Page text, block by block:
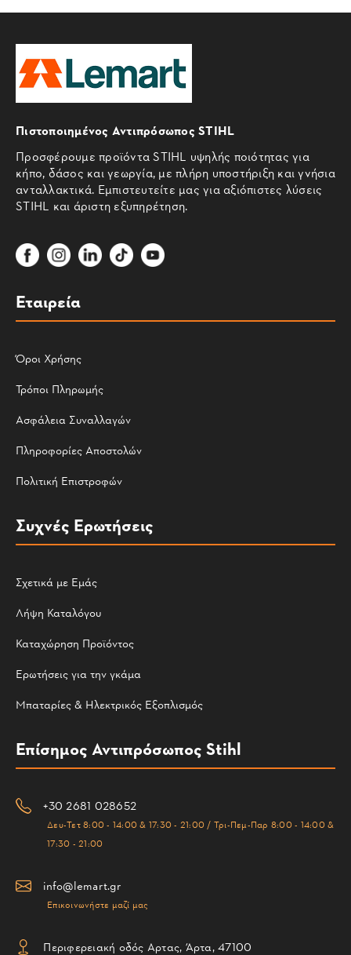
Πιστοποιημένος Αντιπρόσωπος STIHL
Προσφέρουμε προϊόντα STIHL υψηλής ποιότητας για
κήπο, δάσος και γεωργία, με πλήρη υποστήριξη και γνήσια
ανταλλακτικά. Εμπιστευτείτε μας για αξιόπιστες λύσεις
STIHL και άριστη εξυπηρέτηση.
Εταιρεία
Όροι Χρήσης
Τρόποι Πληρωμής
Ασφάλεια Συναλλαγών
Πληροφορίες Αποστολών
Πολιτική Επιστροφών
Συχνές Ερωτήσεις
Σχετικά με Εμάς
Λήψη Καταλόγου
Καταχώρηση Προϊόντος
Ερωτήσεις για την γκάμα
Μπαταρίες & Ηλεκτρικός Εξοπλισμός
Επίσημος Αντιπρόσωπος Stihl
+30 2681 028652
Δευ-Τετ 8:00 - 14:00 & 17:30 - 21:00 / Τρι-Πεμ-Παρ 8:00 - 14:00 &
17:30 - 21:00
info@lemart.gr
Επικοινωνήστε μαζί μας
Περιφερειακή οδός Αρτας, Άρτα, 47100